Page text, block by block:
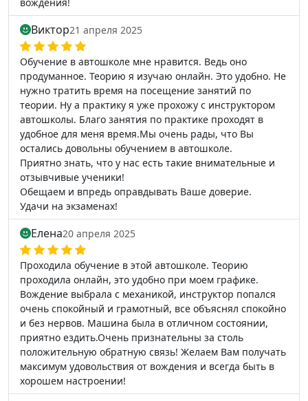
Виктор21 апреля 2025
Обучение в автошколе мне нравится. Ведь оно
продуманное. Теорию я изучаю онлайн. Это удобно. Не
нужно тратить время на посещение занятий по
теории. Ну а практику я уже прохожу с инструктором
автошколы. Благо занятия по практике проходят в
удобное для меня время.Мы очень рады, что Вы
остались довольны обучением в автошколе.
Приятно знать, что у нас есть такие внимательные и
отзывчивые ученики!
Обещаем и впредь оправдывать Ваше доверие.
Удачи на экзаменах!
Елена20 апреля 2025
Проходила обучение в этой автошколе. Теорию
проходила онлайн, это удобно при моем графике.
Вождение выбрала с механикой, инструктор попался
очень спокойный и грамотный, все объяснял спокойно
и без нервов. Машина была в отличном состоянии,
приятно ездить.Очень признательны за столь
положительную обратную связь! Желаем Вам получать
максимум удовольствия от вождения и всегда быть в
хорошем настроении!